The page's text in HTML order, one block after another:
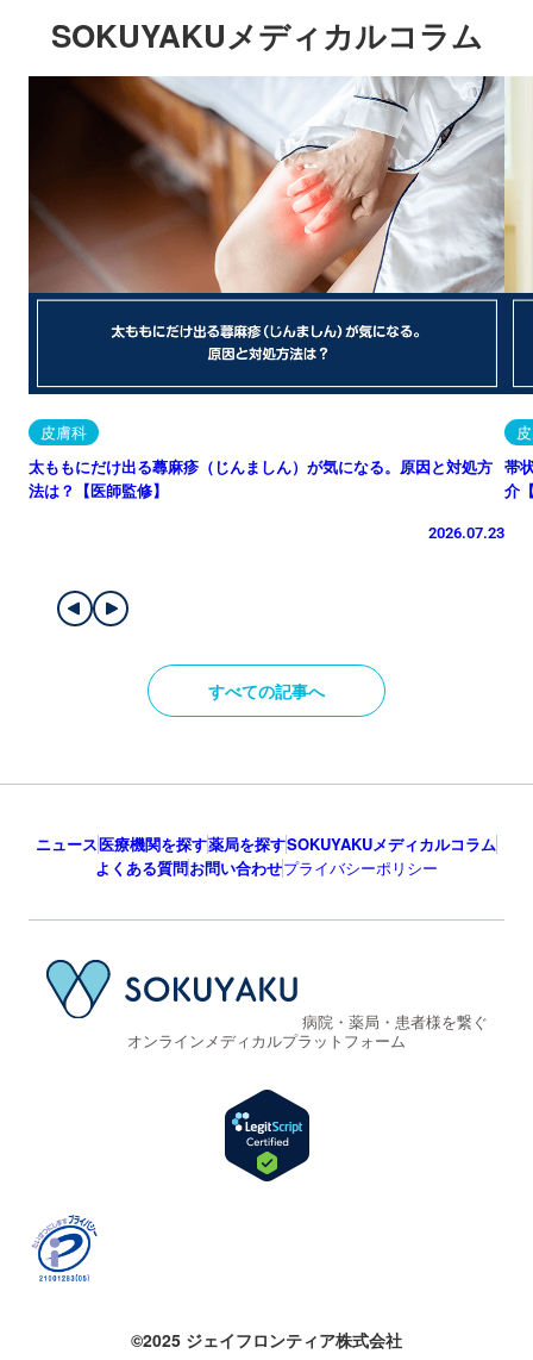
SOKUYAKUメディカルコラム
皮膚科
太ももにだけ出る蕁麻疹（じんましん）が気になる。原因と対処方
法は？【医師監修】
2026.07.23
帯
介
すべての記事へ
ニュース医療機関を探す薬局を探すSOKUYAKUメディカルコラム
よくある質問お問い合わせプライバシーポリシー
病院・薬局・患者様を繋ぐ
オンラインメディカルプラットフォーム
©2025 ジェイフロンティア株式会社